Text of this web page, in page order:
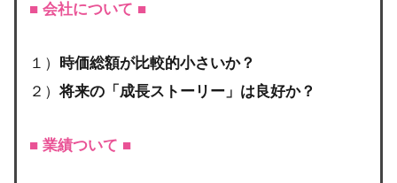
■ 会社について ■
１） 時価総額が比較的小さいか？
２）将来の「成長ストーリー」は良好か？
■ 業績ついて ■